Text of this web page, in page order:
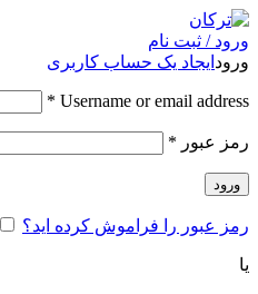
ورود / ثبت نام
ورود ایجاد یک حساب کاربری
Username or email address
*
رمز عبور *
ورود
رمز عبور را فراموش کرده اید؟
یا